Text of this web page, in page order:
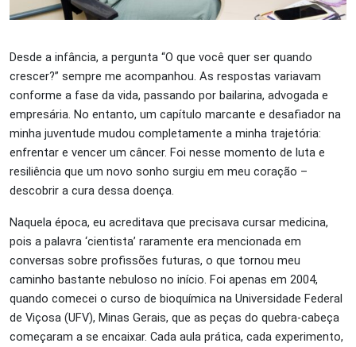
Desde a infância, a pergunta “O que você quer ser quando
crescer?” sempre me acompanhou. As respostas variavam
conforme a fase da vida, passando por bailarina, advogada e
empresária. No entanto, um capítulo marcante e desafiador na
minha juventude mudou completamente a minha trajetória:
enfrentar e vencer um câncer. Foi nesse momento de luta e
resiliência que um novo sonho surgiu em meu coração –
descobrir a cura dessa doença.
Naquela época, eu acreditava que precisava cursar medicina,
pois a palavra ‘cientista’ raramente era mencionada em
conversas sobre profissões futuras, o que tornou meu
caminho bastante nebuloso no início. Foi apenas em 2004,
quando comecei o curso de bioquímica na Universidade Federal
de Viçosa (UFV), Minas Gerais, que as peças do quebra-cabeça
começaram a se encaixar. Cada aula prática, cada experimento,